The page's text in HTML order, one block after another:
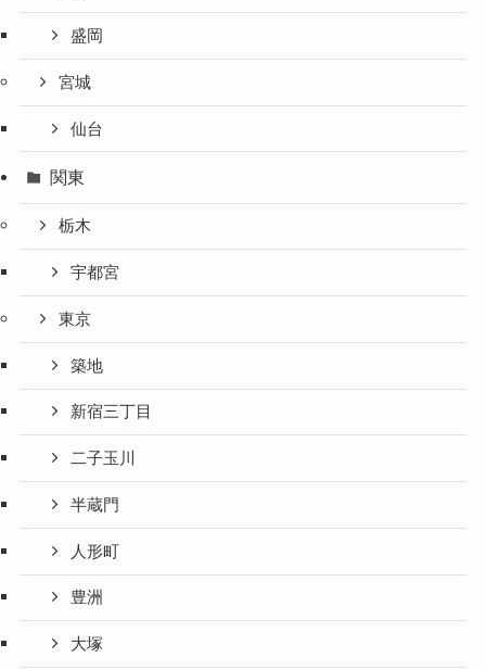
盛岡
宮城
仙台
関東
栃木
宇都宮
東京
築地
新宿三丁目
二子玉川
半蔵門
人形町
豊洲
大塚